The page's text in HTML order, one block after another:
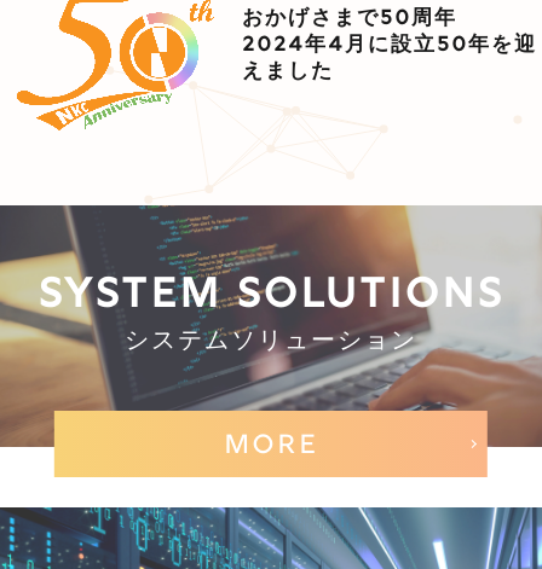
おかげさまで50周年
2024年4月に設立50年を迎
えました
SYSTEM SOLUTIONS
システムソリューション
MORE